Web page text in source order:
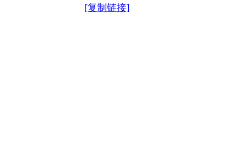
[复制链接]